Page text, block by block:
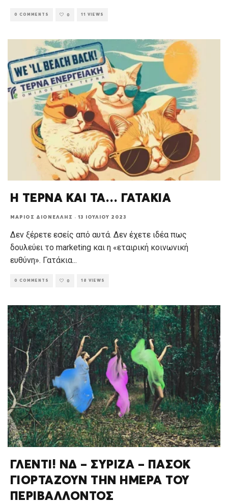
0 COMMENTS 0 11 VIEWS
Η ΤΕΡΝΑ ΚΑΙ ΤΑ… ΓΑΤΑΚΙΑ
ΜΆΡΙΟΣ ΔΙΟΝΈΛΛΗΣ · 13 ΙΟΥΛΊΟΥ 2023
Δεν ξέρετε εσείς από αυτά. Δεν έχετε ιδέα πως
δουλεύει το marketing και η «εταιρική κοινωνική
ευθύνη». Γατάκια...
0 COMMENTS 0 18 VIEWS
ΓΛΕΝΤΙ! ΝΔ – ΣΥΡΙΖΑ – ΠΑΣΟΚ
ΓΙΟΡΤΑΖΟΥΝ ΤΗΝ ΗΜΕΡΑ ΤΟΥ
ΠΕΡΙΒΑΛΛΟΝΤΟΣ